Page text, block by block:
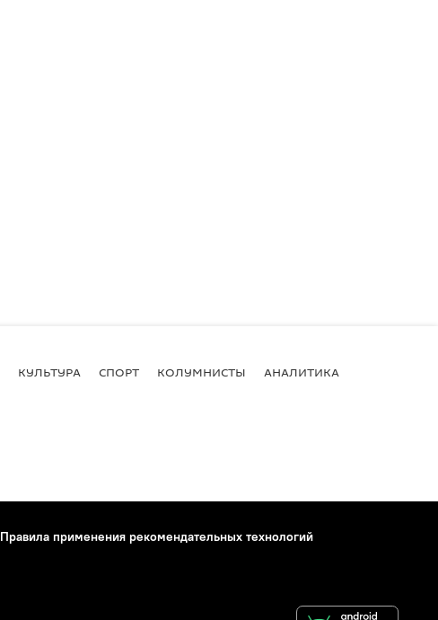
КУЛЬТУРА СПОРТ КОЛУМНИСТЫ АНАЛИТИКА
Правила применения рекомендательных технологий